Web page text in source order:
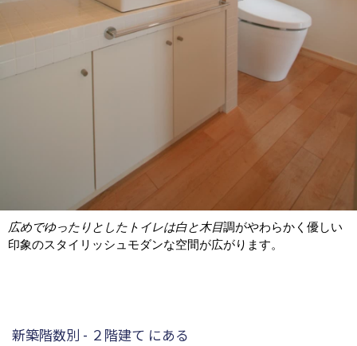
広めでゆったりとしたトイレは白と木目調がやわらかく優しい
印象のスタイリッシュモダンな空間が広がります。
新築階数別 - ２階建て にある